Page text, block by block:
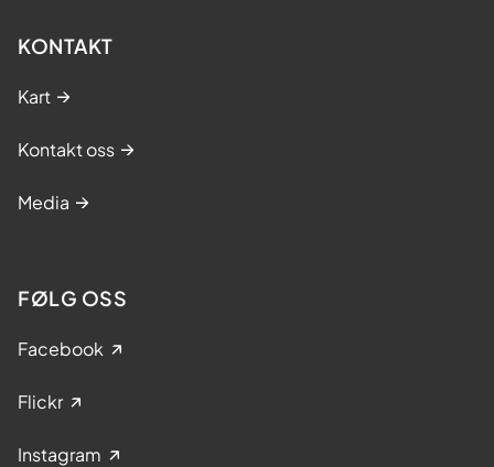
KONTAKT
Kart
Kontakt oss
Media
FØLG OSS
Facebook
Flickr
Instagram